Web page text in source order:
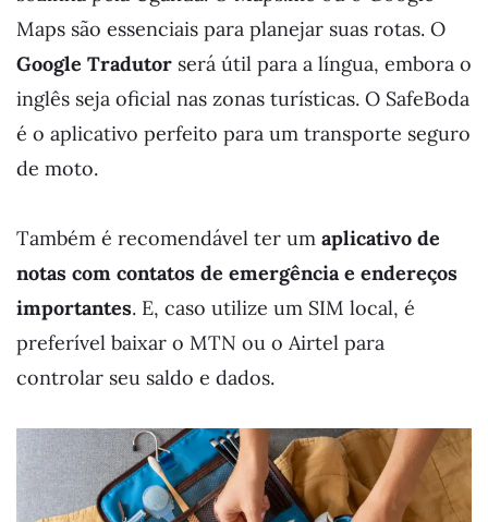
Maps são essenciais para planejar suas rotas. O
Google Tradutor será útil para a língua, embora o
inglês seja oficial nas zonas turísticas. O SafeBoda
é o aplicativo perfeito para um transporte seguro
de moto.
Também é recomendável ter um aplicativo de
notas com contatos de emergência e endereços
importantes. E, caso utilize um SIM local, é
preferível baixar o MTN ou o Airtel para
controlar seu saldo e dados.